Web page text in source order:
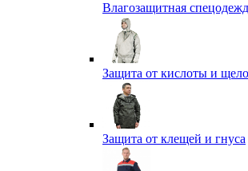
Влагозащитная
Защита от кислоты и
Защита от клещей и гнуса